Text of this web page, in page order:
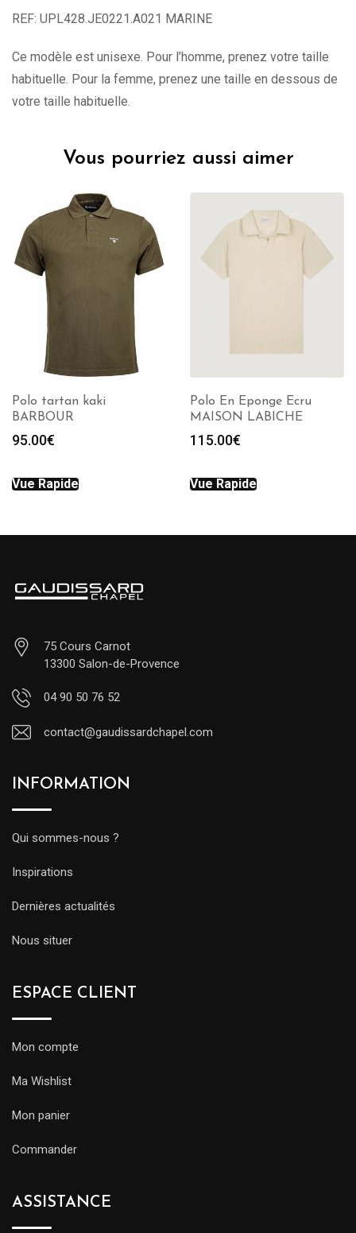
REF: UPL428.JE0221.A021 MARINE
Ce modèle est unisexe. Pour l’homme, prenez votre taille
habituelle. Pour la femme, prenez une taille en dessous de
votre taille habituelle.
Vous pourriez aussi aimer
Polo tartan kaki
BARBOUR
95.00€
Vue Rapide
Polo En Eponge Ecru
MAISON LABICHE
115.00€
Vue Rapide
75 Cours Carnot
13300 Salon-de-Provence
04 90 50 76 52
contact@gaudissardchapel.com
INFORMATION
Qui sommes-nous ?
Inspirations
Dernières actualités
Nous situer
ESPACE CLIENT
Mon compte
Ma Wishlist
Mon panier
Commander
ASSISTANCE